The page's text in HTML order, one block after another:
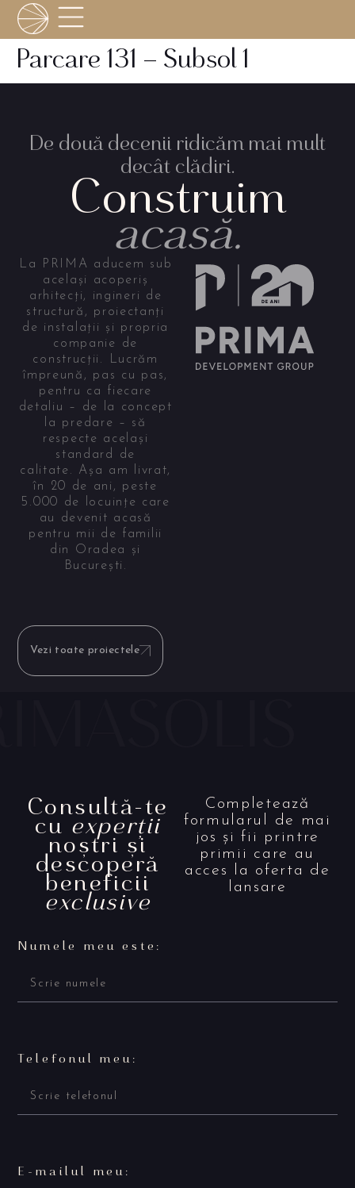
Parcare 131 – Subsol 1
De două decenii ridicăm mai mult
decât clădiri.
Construim
acasă.
La PRIMA aducem sub
același acoperiș
arhitecți, ingineri de
structură, proiectanți
de instalații și propria
companie de
construcții. Lucrăm
împreună, pas cu pas,
pentru ca fiecare
detaliu – de la concept
la predare – să
respecte același
standard de
calitate. Așa am livrat,
în 20 de ani, peste
5.000 de locuințe care
au devenit acasă
pentru mii de familii
din Oradea și
București.
Vezi toate proiectele
Consultă-te
cuexperții
noștri și
descoperă
beneficii
exclusive
Completează
formularul de mai
jos și fii printre
primii care au
acces la oferta de
lansare
Numele meu este:
Telefonul meu:
E-mailul meu: